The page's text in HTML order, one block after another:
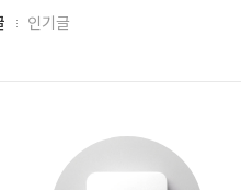
인기글